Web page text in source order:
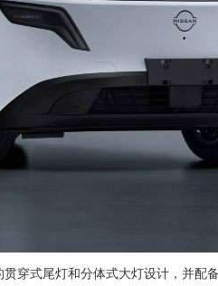
穿式尾灯和分体式大灯设计，并配